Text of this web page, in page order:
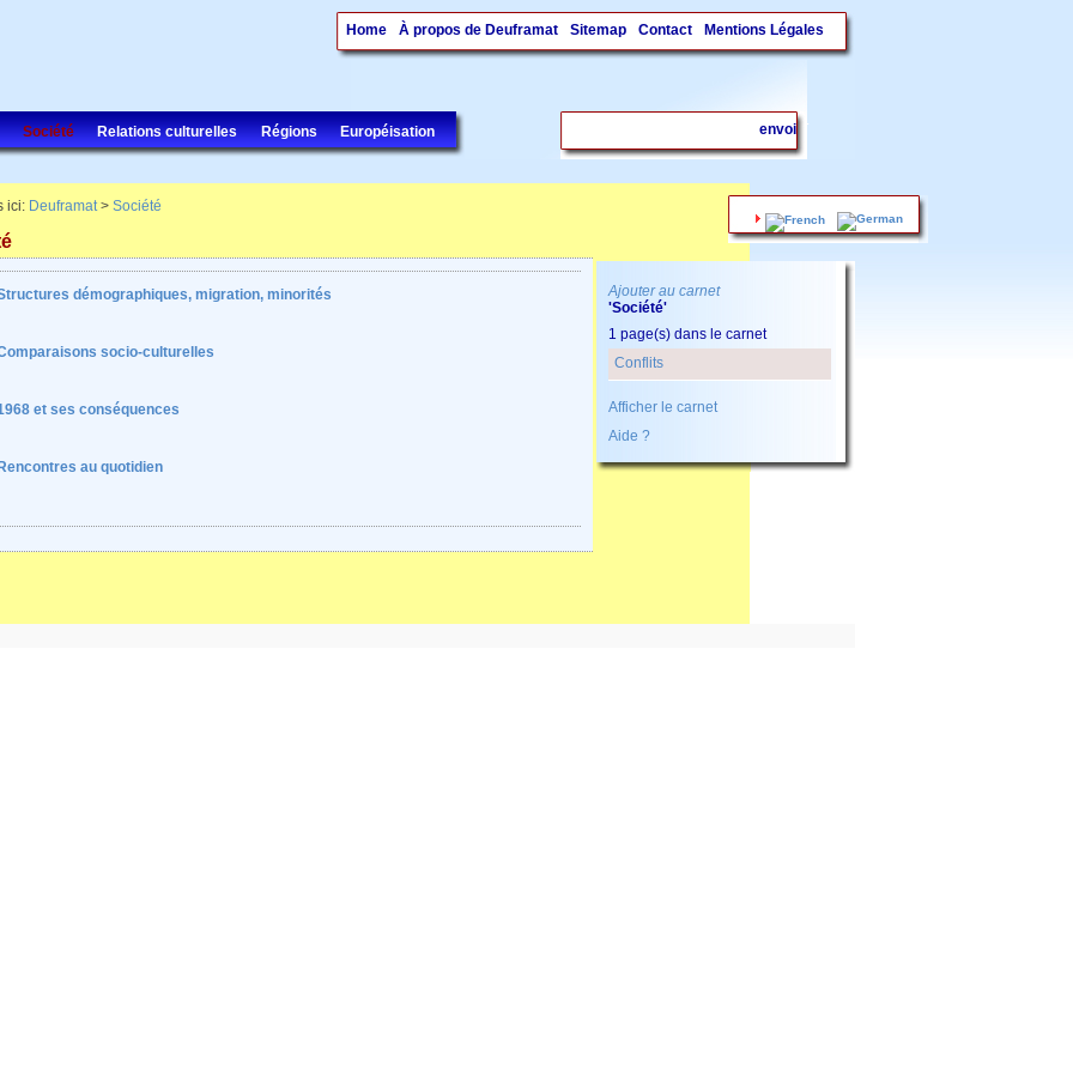
Home À propos de Deuframat Sitemap Contact Mentions Légales
Société Relations culturelles Régions Européisation
.
Ajouter au carnet
'Société'
1 page(s) dans le carnet
Conflits
Afficher le carnet
Aide ?
ici: Deuframat> Société
démographiques, migration, minorités
socio-culturelles
et ses conséquences
Rencontres au quotidien